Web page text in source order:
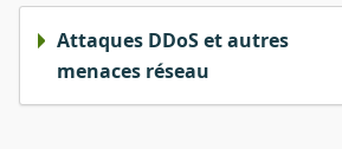
Attaques DDoS et autres
menaces réseau